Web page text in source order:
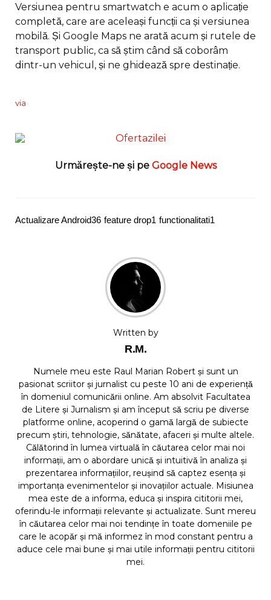
Versiunea pentru smartwatch e acum o aplicație
completă, care are aceleași funcții ca și versiunea
mobilă. Și Google Maps ne arată acum și rutele de
transport public, ca să știm când să coborâm
dintr-un vehicul, și ne ghidează spre destinație.
via
Urmărește-ne și pe Google News
Actualizare Android36 feature drop1 functionalitati1
Written by
R.M.
Numele meu este Raul Marian Robert și sunt un
pasionat scriitor și jurnalist cu peste 10 ani de experiență
în domeniul comunicării online. Am absolvit Facultatea
de Litere și Jurnalism și am început să scriu pe diverse
platforme online, acoperind o gamă largă de subiecte
precum știri, tehnologie, sănătate, afaceri și multe altele.
Călătorind în lumea virtuală în căutarea celor mai noi
informații, am o abordare unică și intuitivă în analiza și
prezentarea informațiilor, reușind să captez esența și
importanța evenimentelor și inovațiilor actuale. Misiunea
mea este de a informa, educa și inspira cititorii mei,
oferindu-le informații relevante și actualizate. Sunt mereu
în căutarea celor mai noi tendințe în toate domeniile pe
care le acopăr și mă informez în mod constant pentru a
aduce cele mai bune și mai utile informații pentru cititorii
mei.